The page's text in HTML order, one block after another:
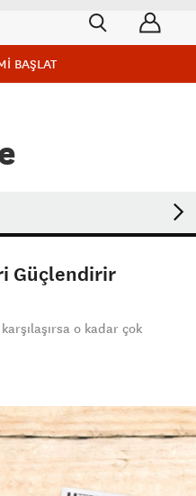
BAŞLAT
Güçlendirir
o kadar çok